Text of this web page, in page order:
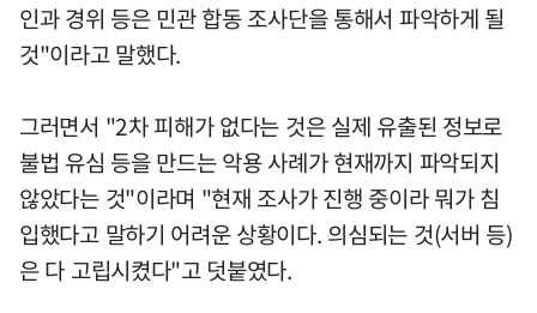
인과 경위 등은 민관 합동 조사단을 통해서 파악하게 될
것"이라고 말했다.
그러면서 "2차 피해가 없다는 것은 실제 유출된 정보로
불법 유심 등을 만드는 악용 사례가 현재까지 파악되지
않았다는 것"이라며 "현재 조사가 진행 중이라 뭐가 침
입했다고 말하기 어려운 상황이다. 의심되는 것(서버 등)
은 다 고립시켰다"고 덧붙였다.